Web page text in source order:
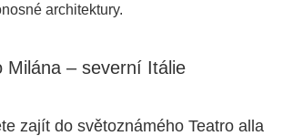
architektury.
Milána – severní Itálie
zajít do světoznámého Teatro alla